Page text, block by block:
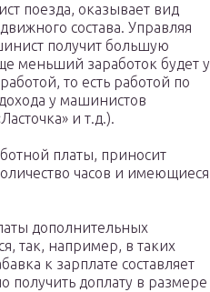
поезда, оказывает вид
состава. Управляя
получит большую
меньший заработок будет у
то есть работой по
у машинистов
и т.д.).
платы, приносит
часов и имеющиеся
дополнительных
так, например, в таких
к зарплате составляет
получить доплату в размере